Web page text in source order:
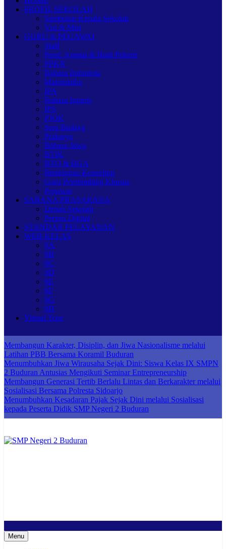
PROFIL SEKOLAH
Sambutan Kepala Sekolah
Visi & Misi
GURU & PEGAWAI
Staff
Pend. Agama & Budi Pekerti
PPKN
Bahasa Indonesia
Matematika
IPA
Bahasa Inggris
IPS
PJOK
Seni Budaya
Prakarya
Bahasa Jawa
BTIK
BTQ & BGA
Bimbingan Konseling
Guru Pembimbing Khusus
Pegawai
SARANA PRASARANA
Denah Sekolah
Perpus Digital
STANDAR PELAYANAN
WEB KELAS
9A
9B
9C
9D
9E
9F
9G
9H
Virtual Tour
Membangun Karakter, Disiplin, dan Jiwa Nasionalisme melalui
Latihan PBB Bersama Koramil Buduran
Menumbuhkan Jiwa Wirausaha Sejak Dini: Siswa Kelas IX SMPN
2 Buduran Antusias Mengikuti Seminar Entrepreneurship
Membangun Generasi Tertib Berlalu Lintas dan Berkarakter melalui
Sosialisasi Bersama Polresta Sidoarjo
Menumbuhkan Kesadaran Pajak Sejak Dini melalui Sosialisasi
kepada Peserta Didik SMP Negeri 2 Buduran
Menu